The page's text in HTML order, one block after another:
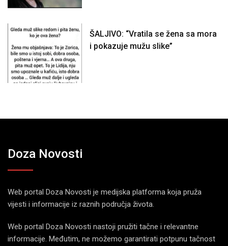
ŠALJIVO: “Vratila se žena sa mora
i pokazuje mužu slike”
Doza Novosti
Web portal Doza Novosti je medijska platforma koja pruža
vijesti i informacije iz raznih područja života.
Web portal Doza Novosti nastoji pružiti tačne i relevantne
informacije. Međutim, ne možemo garantirati potpunu tačnost